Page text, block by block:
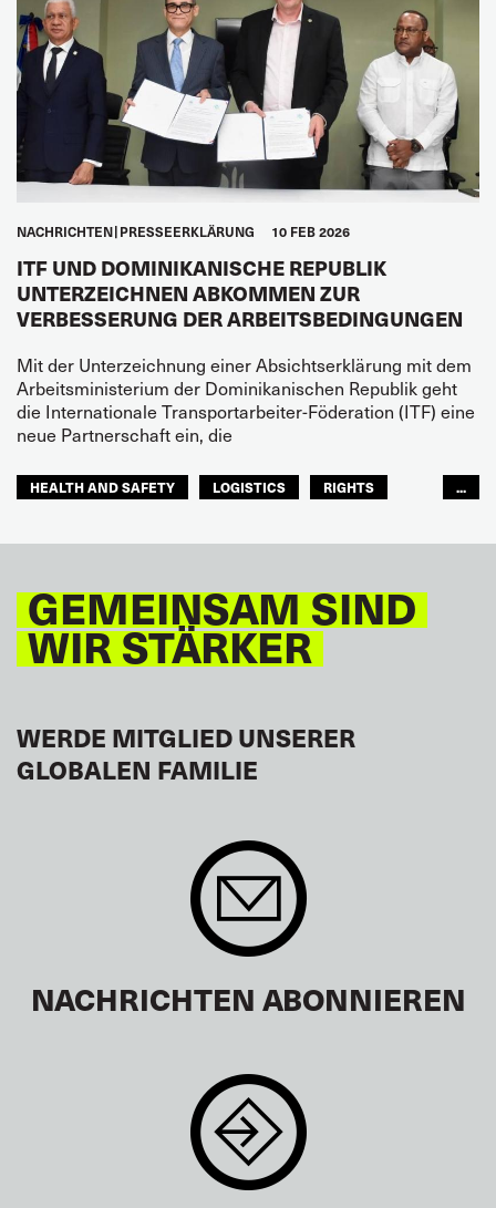
NACHRICHTEN PRESSEERKLÄRUNG 10 FEB 2026
ITF UND DOMINIKANISCHE REPUBLIK
UNTERZEICHNEN ABKOMMEN ZUR
VERBESSERUNG DER ARBEITSBEDINGUNGEN
Mit der Unterzeichnung einer Absichtserklärung mit dem
Arbeitsministerium der Dominikanischen Republik geht
die Internationale Transportarbeiter-Föderation (ITF) eine
neue Partnerschaft ein, die
HEALTH AND SAFETY LOGISTICS
RIGHTS
...
GEMEINSAM SIND
WIR STÄRKER
WERDE MITGLIED UNSERER
GLOBALEN FAMILIE
NACHRICHTEN ABONNIEREN